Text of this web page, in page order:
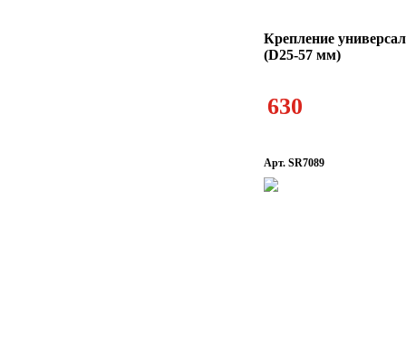
Крепление
(D25-57 мм)
630
Арт. SR7089